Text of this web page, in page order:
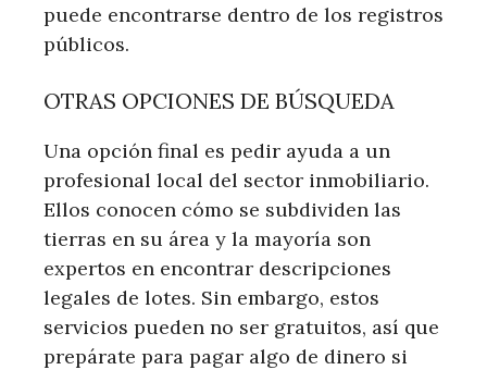
puede encontrarse dentro de los registros
públicos.
OTRAS OPCIONES DE BÚSQUEDA
Una opción final es pedir ayuda a un
profesional local del sector inmobiliario.
Ellos conocen cómo se subdividen las
tierras en su área y la mayoría son
expertos en encontrar descripciones
legales de lotes. Sin embargo, estos
servicios pueden no ser gratuitos, así que
prepárate para pagar algo de dinero si